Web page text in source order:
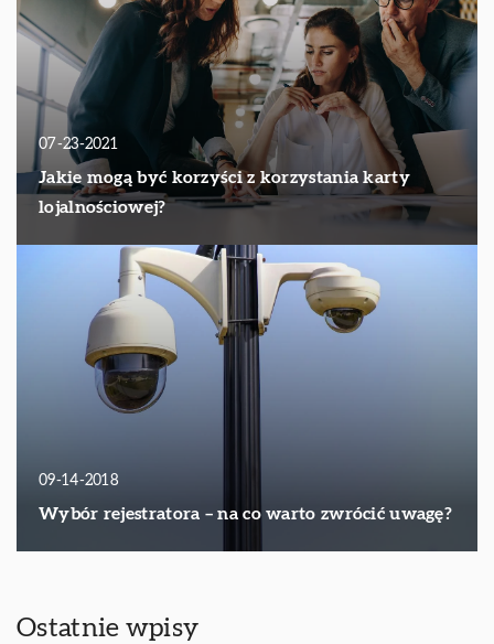
07-23-2021
Jakie mogą być korzyści z korzystania karty
lojalnościowej?
09-14-2018
Wybór rejestratora – na co warto zwrócić uwagę?
Ostatnie wpisy